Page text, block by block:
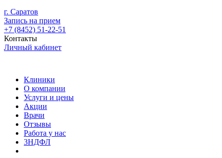
г. Саратов
Запись на прием
+7 (8452) 51-22-51
Контакты
Личный кабинет
Клиники
О компании
Услуги и цены
Акции
Врачи
Отзывы
Работа у нас
3НДФЛ